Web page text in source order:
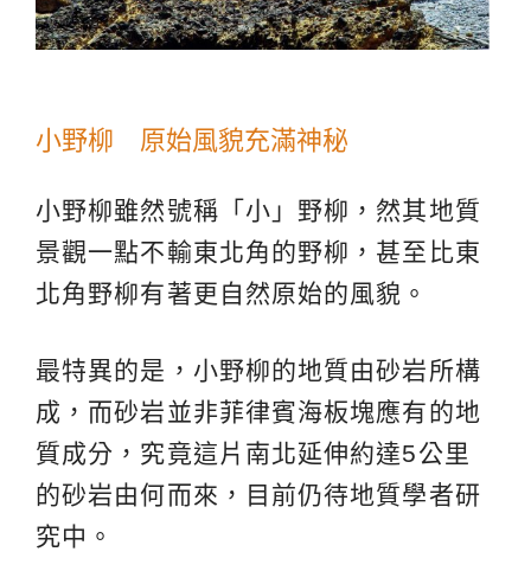
小野柳 原始風貌充滿神秘
小野柳雖然號稱「小」野柳，然其地質
景觀一點不輸東北角的野柳，甚至比東
北角野柳有著更自然原始的風貌。
最特異的是，小野柳的地質由砂岩所構
成，而砂岩並非菲律賓海板塊應有的地
質成分，究竟這片南北延伸約達5公里
的砂岩由何而來，目前仍待地質學者研
究中。